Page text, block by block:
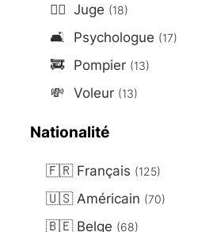
👨‍⚖️ Juge (18)
🛋️ Psychologue (17)
🚒 Pompier (13)
💸 Voleur (13)
Nationalité
🇫🇷Français (125)
🇺🇸Américain (70)
🇧🇪Belge (68)